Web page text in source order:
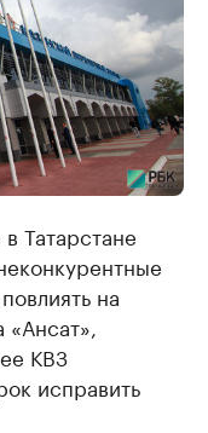
Татарстане
на
КВЗ
исправить